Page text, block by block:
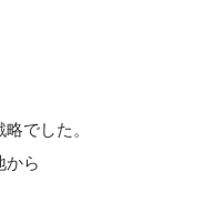
でした。
から